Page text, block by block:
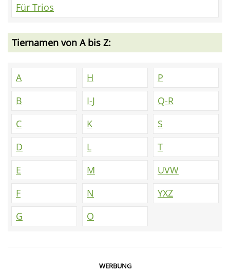
Für Trios
Tiernamen von A bis Z:
A
B
C
D
E
F
G
H
I-J
K
L
M
N
O
P
Q-R
S
T
UVW
YXZ
WERBUNG